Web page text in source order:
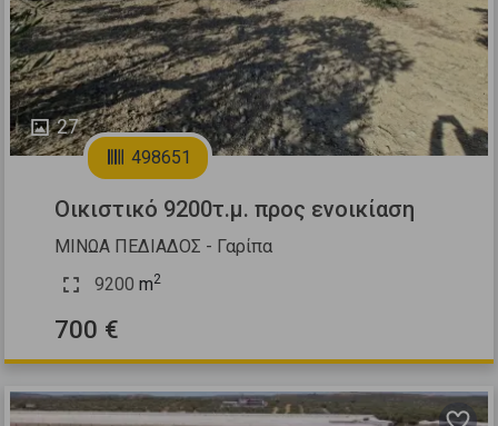
27
498651
Οικιστικό 9200τ.μ. προς ενοικίαση
ΜΙΝΩΑ ΠΕΔΙΑΔΟΣ - Γαρίπα
9200 m2
700 €